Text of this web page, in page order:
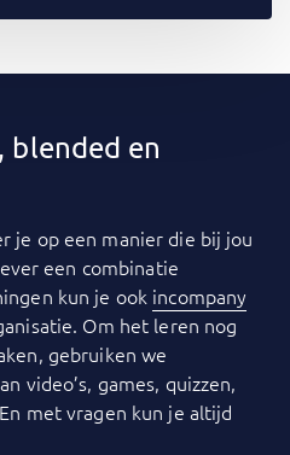
blended en
je op een manier die bij jou
een combinatie
kun je ook incompany
Om het leren nog
gebruiken we
video’s, games, quizzen,
met vragen kun je altijd